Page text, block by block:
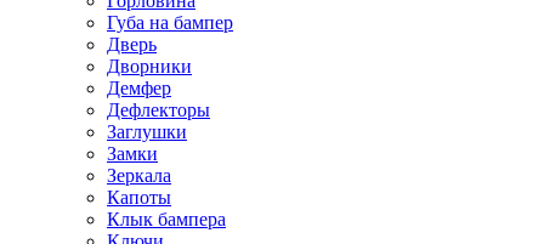
Губа на бампер
Дверь
Дворники
Демфер
Дефлекторы
Заглушки
Замки
Зеркала
Капоты
Клык бампера